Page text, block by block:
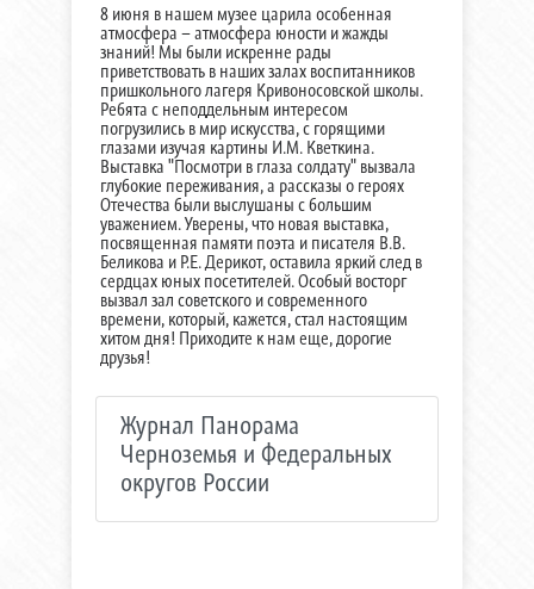
8 июня в нашем музее царила особенная
атмосфера – атмосфера юности и жажды
знаний! Мы были искренне рады
приветствовать в наших залах воспитанников
пришкольного лагеря Кривоносовской школы.
Ребята с неподдельным интересом
погрузились в мир искусства, с горящими
глазами изучая картины И.М. Кветкина.
Выставка "Посмотри в глаза солдату" вызвала
глубокие переживания, а рассказы о героях
Отечества были выслушаны с большим
уважением. Уверены, что новая выставка,
посвященная памяти поэта и писателя В.В.
Беликова и Р.Е. Дерикот, оставила яркий след в
сердцах юных посетителей. Особый восторг
вызвал зал советского и современного
времени, который, кажется, стал настоящим
хитом дня! Приходите к нам еще, дорогие
друзья!
Журнал Панорама
Черноземья и Федеральных
округов России